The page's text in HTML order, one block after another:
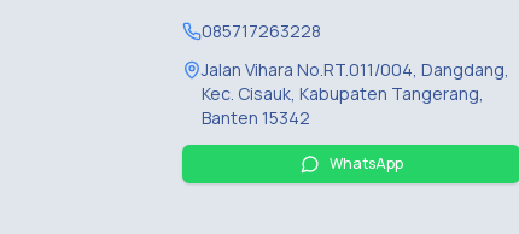
085717263228
Jalan Vihara No.RT.011/004, Dangdang,
Kec. Cisauk, Kabupaten Tangerang,
Banten 15342
WhatsApp